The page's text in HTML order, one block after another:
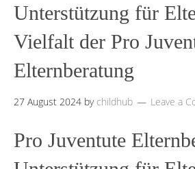
Unterstützung für
Vielfalt der Pro
Elternberatung
27 August 2024 by childhub Leave a
Pro Juventute